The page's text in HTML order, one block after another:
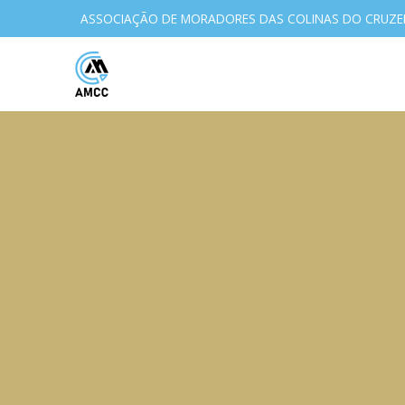
ASSOCIAÇÃO DE MORADORES DAS COLINAS DO